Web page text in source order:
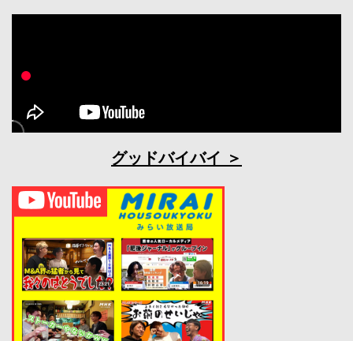
グッドバイバイ